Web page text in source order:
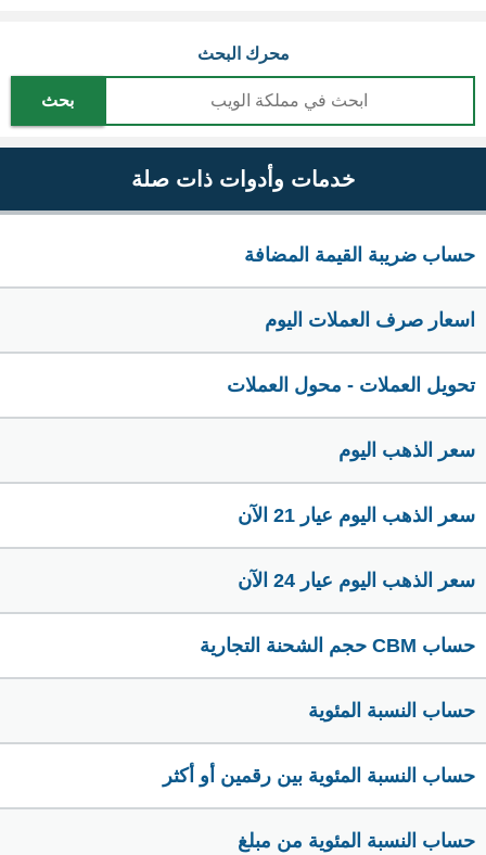
محرك البحث
بحث
خدمات وأدوات ذات صلة
حساب ضريبة القيمة المضافة
اسعار صرف العملات اليوم
تحويل العملات - محول العملات
سعر الذهب اليوم
سعر الذهب اليوم عيار 21 الآن
سعر الذهب اليوم عيار 24 الآن
حساب CBM حجم الشحنة التجارية
حساب النسبة المئوية
حساب النسبة المئوية بين رقمين أو أكثر
حساب النسبة المئوية من مبلغ